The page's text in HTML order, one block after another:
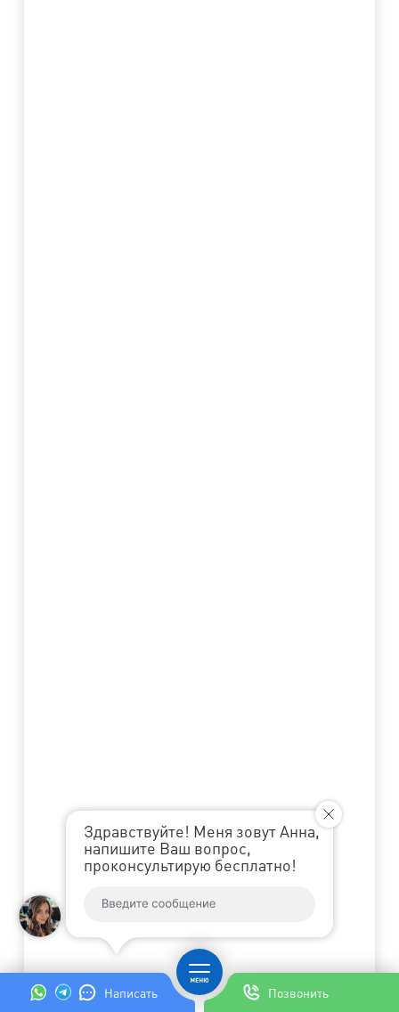
Написать Позвонить
Здравствуйте! Меня зовут Анна,
напишите Ваш вопрос,
проконсультирую бесплатно!